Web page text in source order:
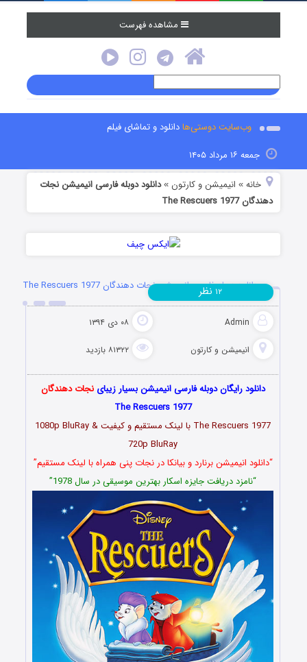
مشاهده فهرست
وب‌سایت دوستی‌هادانلود و تماشای فیلم
جمعه ۱۶ مرداد ۱۴۰۵
خانه » انیمیشن و کارتون »دانلود دوبله فارسی انیمیشن نجات
دهندگان The Rescuers 1977
دانلود دوبله فارسی انیمیشن نجات دهندگان The Rescuers 1977
Admin ۰۸ دی ۱۳۹۴
انیمیشن و کارتون ۸۱۳۲۲ بازدید
۱۲ نظر
دانلود رایگان دوبله فارسی انیمیشن بسیار زیباینجات دهندگان
The Rescuers 1977
The Rescuers 1977 با لینک مستقیم و کیفیت 1080p BluRay &
720p BluRay
“دانلود انیمیشن برنارد و بیانکا در نجات پنی همراه با لینک مستقیم”
“نامزد دریافت جایزه اسکار بهترین موسیقی در سال 1978”